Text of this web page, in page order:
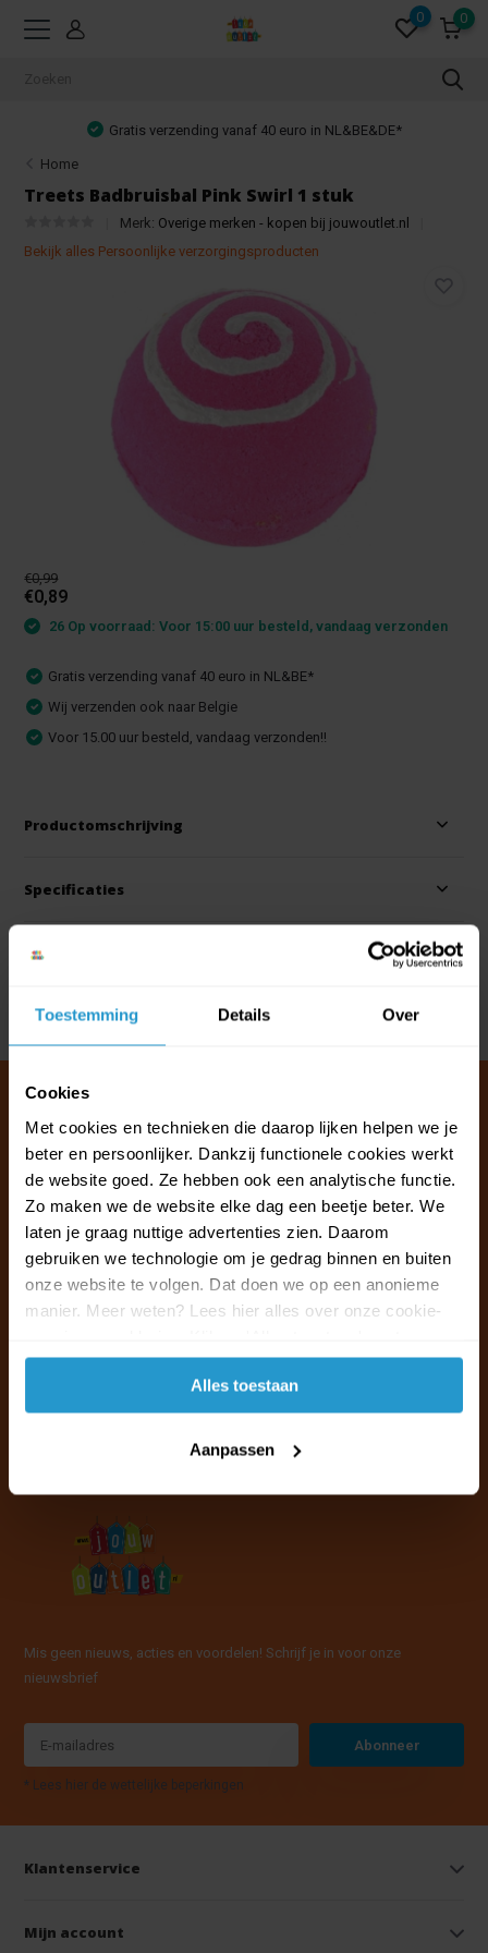
Toestemming Details Over
Cookies
Met cookies en technieken die daarop lijken helpen we je
beter en persoonlijker. Dankzij functionele cookies werkt
de website goed. Ze hebben ook een analytische functie.
Zo maken we de website elke dag een beetje beter. We
laten je graag nuttige advertenties zien. Daarom
gebruiken we technologie om je gedrag binnen en buiten
onze website te volgen. Dat doen we op een anonieme
manier. Meer weten? Lees hier alles over onze cookie-
accepteren.
Alles toestaan
Aanpassen
0 0
Gratis verzending vanaf 40 euro in NL&BE&DE*
Home
Treets Badbruisbal Pink Swirl 1 stuk
Merk: Overige merken - kopen bij jouwoutlet.nl
Bekijk alles Persoonlijke verzorgingsproducten
€0,99
€0,89
26 Op voorraad: Voor 15:00 uur besteld, vandaag verzonden
Gratis verzending vanaf 40 euro in NL&BE*
Wij verzenden ook naar Belgie
Voor 15.00 uur besteld, vandaag verzonden!!
Productomschrijving
Specificaties
Reviews
Delen
Klantenservice & FAQ
Wij staan voor u klaar.
Ma t/m vr van 09:30 - 16:00 telefonisch
+31 (0)13 785 62 41
info@jouwoutlet.nl
Mis geen nieuws, acties en voordelen! Schrijf je in voor onze
nieuwsbrief
Abonneer
* Lees hier de wettelijke beperkingen
Klantenservice
Mijn account